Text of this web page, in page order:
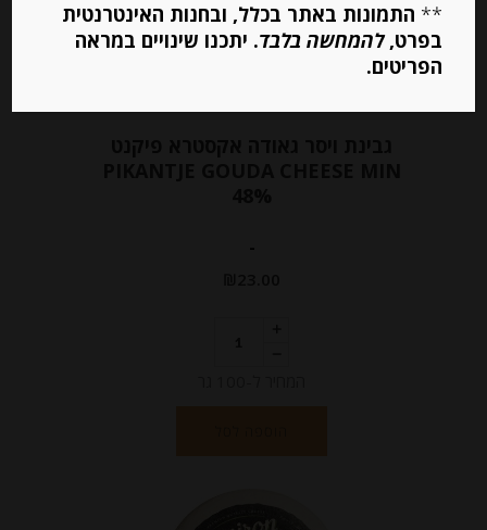
-
** התמונות באתר בכלל, ובחנות האינטרנטית
בפרט,להמחשה בלבד. יתכנו שינויים במראה
הפריטים.